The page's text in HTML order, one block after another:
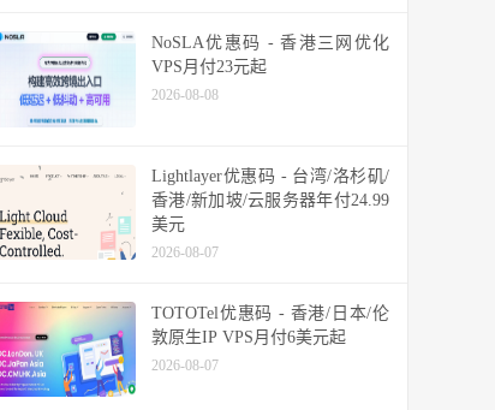
NoSLA优惠码 - 香港三网优化
VPS月付23元起
2026-08-08
Lightlayer优惠码 - 台湾/洛杉矶/
香港/新加坡/云服务器年付24.99
美元
2026-08-07
TOTOTel优惠码 - 香港/日本/伦
敦原生IP VPS月付6美元起
2026-08-07